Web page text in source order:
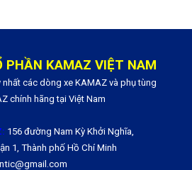
PHẦN KAMAZ VIỆT NAM
nhất các dòng xe KAMAZ và phụ tùng
chính hãng tại Việt Nam
156 đường Nam Kỳ Khởi Nghĩa,
1, Thành phố Hồ Chí Minh